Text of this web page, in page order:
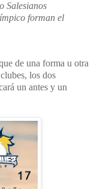
Salesianos
forman el
de una forma u otra
los dos
un antes y un